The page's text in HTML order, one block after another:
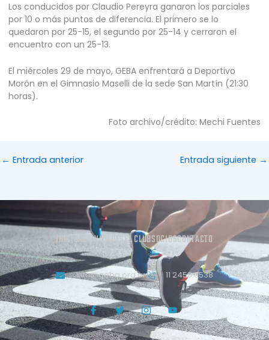
Los conducidos por Claudio Pereyra ganaron los parciales
por 10 o más puntos de diferencia. El primero se lo
quedaron por 25-15, el segundo por 25-14 y cerraron el
encuentro con un 25-13.
El miércoles 29 de mayo, GEBA enfrentará a Deportivo
Morón en el Gimnasio Maselli de la sede San Martín (21:30
horas).
Foto archivo/crédito: Mechi Fuentes
← Entrada anterior Entrada siguiente →
INICIOACTIVIDADES EL CLUBSOCIOSCONTACTO
info@geba.org.ar 11 2458.3538
J
k
i
-
T
w
i
t
J
k
i
-
Y
o
u
t